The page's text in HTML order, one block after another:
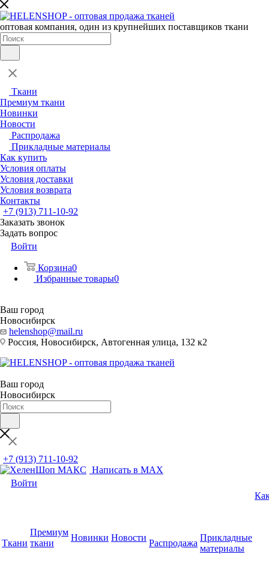
оптовая компания, один из крупнейших поставщиков ткани
Ткани
Премиум ткани
Новинки
Новости
Распродажа
Прикладные материалы
Как купить
Условия оплаты
Условия доставки
Условия возврата
Контакты
+7 (913) 711-10-92
Заказать звонок
Задать вопрос
Войти
Корзина0
Избранные товары0
Ваш город
Новосибирск
helenshop@mail.ru
Россия, Новосибирск, Автогенная улица, 132 к2
Ваш город
Новосибирск
+7 (913) 711-10-92
Написать в MAX
Войти
Ткани
Премиум
ткани
Новинки Новости
Распродажа
Прикладные
материалы